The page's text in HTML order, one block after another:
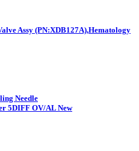
Assy (PN:XDB127A),Hematology
Needle
5DIFF OV/AL New